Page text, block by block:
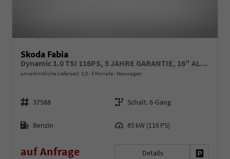
Skoda Fabia
Dynamic 1.0 TSI 116PS, 5 JAHRE GARANTIE, 16" ALU schwarz, Sportfahrwerk, SunSet, Parksensoren vo/hi, Kamera, Kessy, Alarm, Toter-Winkel, Virtual Cockpit 10", LED-Scheinwerfer, M-Lederlenkrad beheizt, NSW Sitzheizung, Tempomat, Climatronic, Radio 8"+Smartlink
unverbindliche Lieferzeit: 3,5 - 5 Monate Neuwagen
Fahrzeugnr.
37588
Getriebe
Schalt. 6-Gang
Kraftstoff
Benzin 85 kW (116 PS)
auf Anfrage Details